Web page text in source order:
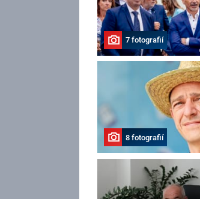
7 fotografií
8 fotografií